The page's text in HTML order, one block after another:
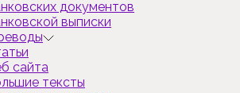
документов
выписки
сайта
тексты